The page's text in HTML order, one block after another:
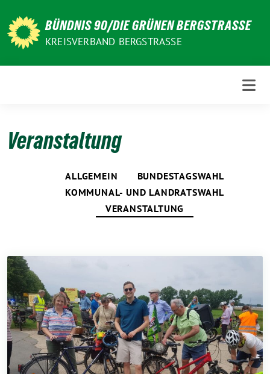
zum
Inhalt
BÜNDNIS 90/DIE GRÜNEN BERGSTRASSE
KREISVERBAND BERGSTRASSE
Veranstaltung
ALLGEMEIN
BUNDESTAGSWAHL
KOMMUNAL- UND LANDRATSWAHL
VERANSTALTUNG